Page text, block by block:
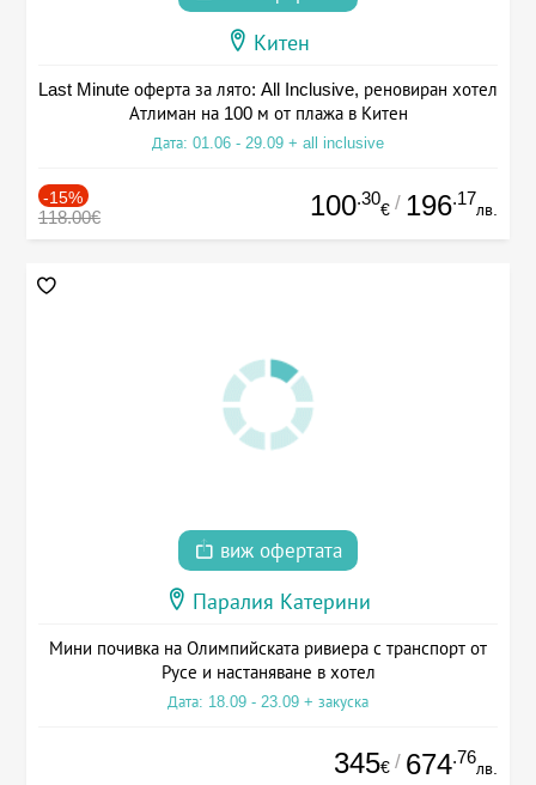
Китен
Last Minute оферта за лято: All Inclusive, реновиран хотел
Атлиман на 100 м от плажа в Китен
Дата: 01.06 - 29.09 + all inclusive
-15%
118.00€ 100.30
€ / 196.17
лв.
виж офертата
Паралия Катерини
Мини почивка на Олимпийската ривиера с транспорт от
Русе и настаняване в хотел
Дата: 18.09 - 23.09 + закуска
345€ / 674.76
лв.